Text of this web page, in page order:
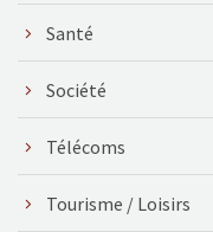
Santé
Société
Télécoms
Tourisme / Loisirs